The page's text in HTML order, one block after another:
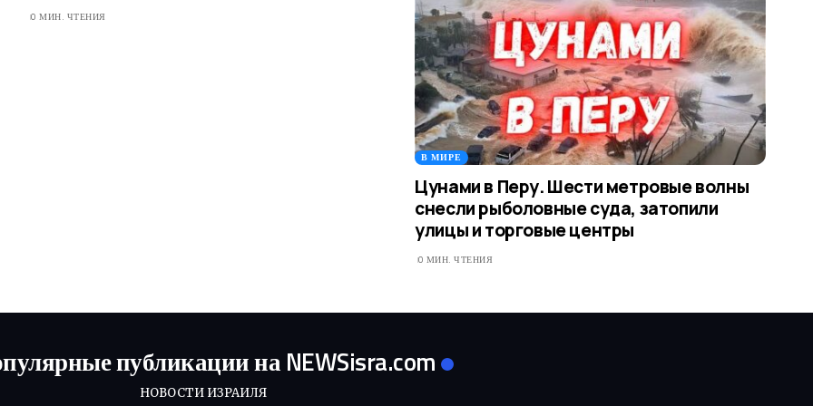
0 МИН. ЧТЕНИЯ
В МИРЕ
Цунами в Перу. Шести метровые волны
снесли рыболовные суда, затопили
улицы и торговые центры
0 МИН. ЧТЕНИЯ
публикации на NEWSisra.com
НОВОСТИ ИЗРАИЛЯ